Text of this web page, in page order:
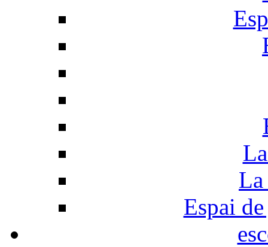
La
Espai